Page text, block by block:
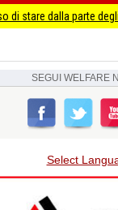
parte degli ultimi
SEGUI WELFARE
Select